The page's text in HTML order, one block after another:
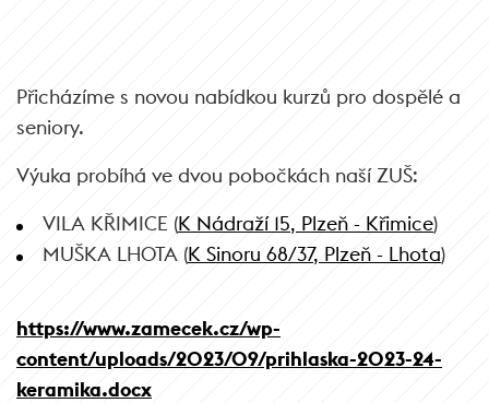
Přicházíme s novou nabídkou kurzů pro dospělé a
seniory.
Výuka probíhá ve dvou pobočkách naší ZUŠ:
VILA KŘIMICE (K Nádraží 15, Plzeň - Křimice)
MUŠKA LHOTA (K Sinoru 68/37, Plzeň - Lhota)
https://www.zamecek.cz/wp-
content/uploads/2023/09/prihlaska-2023-24-
keramika.docx